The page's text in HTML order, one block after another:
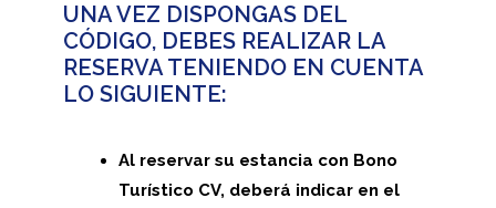
UNA VEZ DISPONGAS DEL
CÓDIGO, DEBES REALIZAR LA
RESERVA TENIENDO EN CUENTA
LO SIGUIENTE:
Al reservar su estancia con Bono
Turístico CV, deberá indicar en el